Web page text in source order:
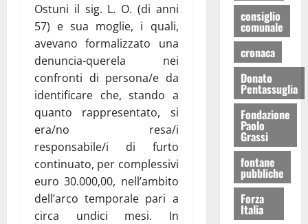
Ostuni il sig. L. O. (di anni
57) e sua moglie, i quali,
avevano formalizzato una
denuncia-querela nei
confronti di persona/e da
identificare che, stando a
quanto rappresentato, si
era/no resa/i
responsabile/i di furto
continuato, per complessivi
euro 30.000,00, nell’ambito
dell’arco temporale pari a
circa undici mesi. In
consiglio
comunale
cronaca
Donato
Pentassuglia
Fondazione
Paolo
Grassi
fontane
pubbliche
Forza
Italia